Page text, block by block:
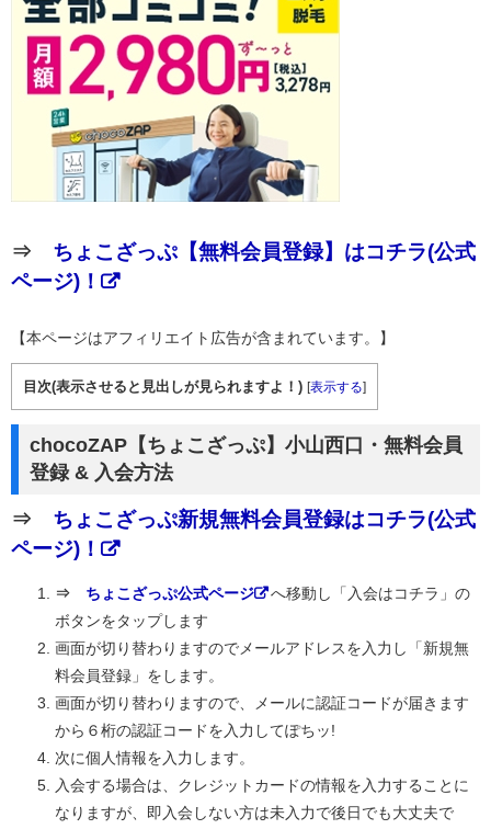
⇒ ちょこざっぷ【無料会員登録】はコチラ(公式
ページ)！
【本ページはアフィリエイト広告が含まれています。】
目次(表示させると見出しが見られますよ！) [表示する]
chocoZAP【ちょこざっぷ】小山西口・無料会員
登録 & 入会方法
⇒ ちょこざっぷ新規無料会員登録はコチラ(公式
ページ)！
⇒ ちょこざっぷ公式ページ
へ移動し「入会はコチラ」の
ボタンをタップします
画面が切り替わりますのでメールアドレスを入力し「新規無
料会員登録」をします。
画面が切り替わりますので、メールに認証コードが届きます
から６桁の認証コードを入力してぽちッ!
次に個人情報を入力します。
入会する場合は、クレジットカードの情報を入力することに
なりますが、即入会しない方は未入力で後日でも大丈夫で